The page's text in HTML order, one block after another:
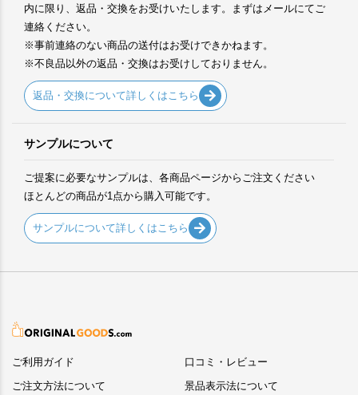
内に限り、返品・交換をお受けいたします。まずはメールにてご
連絡ください。
※事前連絡のない商品の送付はお受けできかねます。
※不良品以外の返品・交換はお受けしておりません。
返品・交換について詳しくはこちら
サンプルについて
ご提案に必要なサンプルは、各商品ページからご注文ください
ほとんどの商品が1点から購入可能です。
サンプルについて詳しくはこちら
ご利用ガイド
ご注文方法について
口コミ・レビュー
景品表示法について